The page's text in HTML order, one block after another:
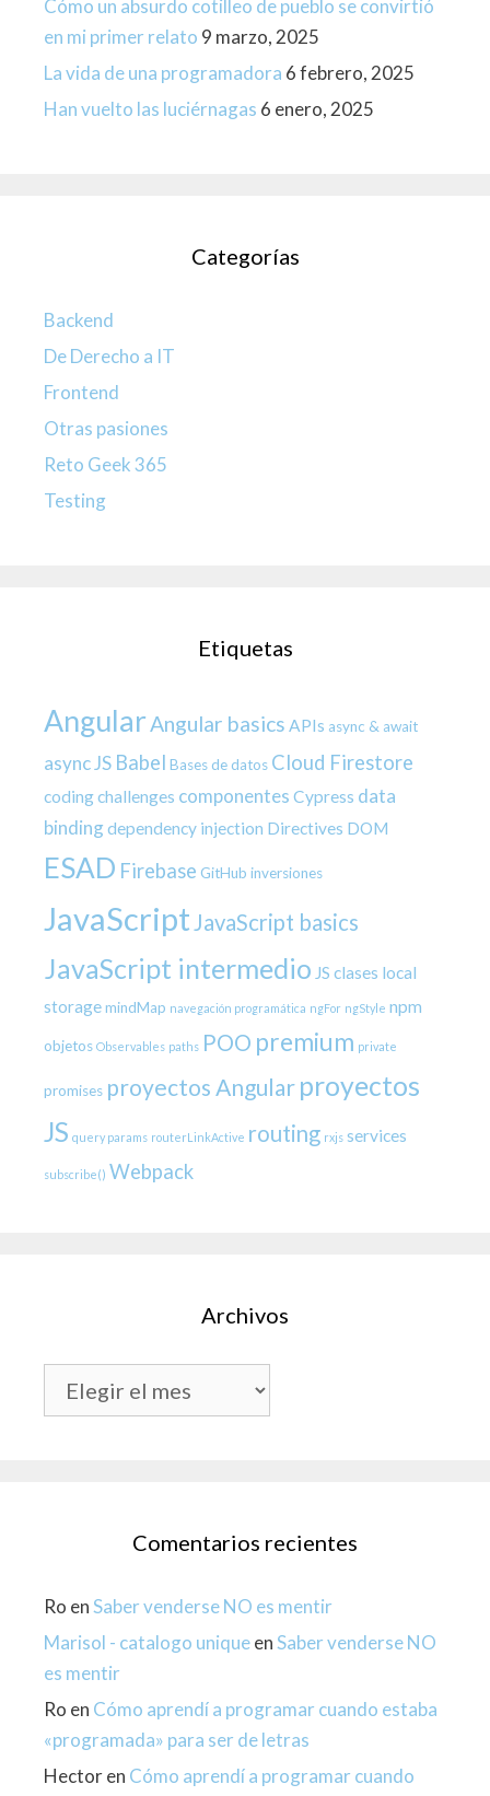
Cómo un absurdo cotilleo de pueblo se convirtió
en mi primer relato 9 marzo, 2025
La vida de una programadora 6 febrero, 2025
Han vuelto las luciérnagas 6 enero, 2025
Categorías
Backend
De Derecho a IT
Frontend
Otras pasiones
Reto Geek 365
Testing
Etiquetas
AngularAngular basics APIs async & await
async JS Babel Bases de datos Cloud Firestore
coding challenges componentes Cypress data
binding dependency injection Directives DOM
ESAD Firebase GitHub inversiones
JavaScriptJavaScript basics
JavaScript intermedio JS clases local
storagemindMap navegación programática ngFor ngStyle npm
objetos Observables paths POO premium private
promises proyectos Angular proyectos
JS query params routerLinkActive routing rxjs services
subscribe() Webpack
Archivos
Archivos
Comentarios recientes
Ro enSaber venderse NO es mentir
Marisol - catalogo uniqueenSaber venderse NO
es mentir
Ro en Cómo aprendí a programar cuando estaba
«programada» para ser de letras
Hectoren Cómo aprendí a programar cuando